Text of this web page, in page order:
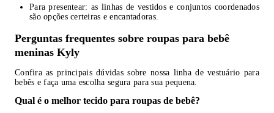
Para presentear: as linhas de vestidos e conjuntos coordenados
são opções certeiras e encantadoras.
Perguntas frequentes sobre roupas para bebê
meninas Kyly
Confira as principais dúvidas sobre nossa linha de vestuário para
bebês e faça uma escolha segura para sua pequena.
Qual é o melhor tecido para roupas de bebê?